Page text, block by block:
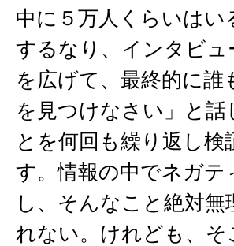
中に５万人くらいは
するなり、インタビ
を広げて、最終的に
を見つけなさい」と
とを何回も繰り返し
す。情報の中でネガ
し、そんなこと絶対
れない。けれども、